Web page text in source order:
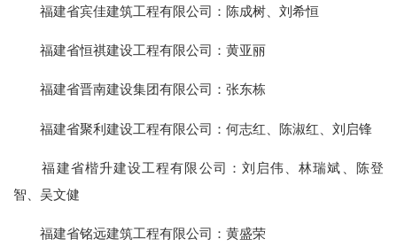
福建省宾佳建筑工程有限公司：陈成树、刘希恒
福建省恒祺建设工程有限公司：黄亚丽
福建省晋南建设集团有限公司：张东栋
福建省聚利建设工程有限公司：何志红、陈淑红、刘启锋
福建省楷升建设工程有限公司：刘启伟、林瑞斌、陈登
智、吴文健
福建省铭远建筑工程有限公司：黄盛荣